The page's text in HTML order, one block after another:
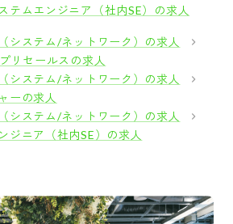
テムエンジニア（社内SE）の求人
システム/ネットワーク）の求人
リセールスの求人
システム/ネットワーク）の求人
ーの求人
システム/ネットワーク）の求人
ジニア（社内SE）の求人